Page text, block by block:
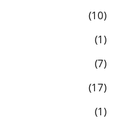
10
1
7
17
1